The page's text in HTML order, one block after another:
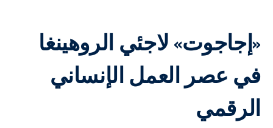
«إجاجوت» لاجئي الروهينغا
في عصر العمل الإنساني
الرقمي